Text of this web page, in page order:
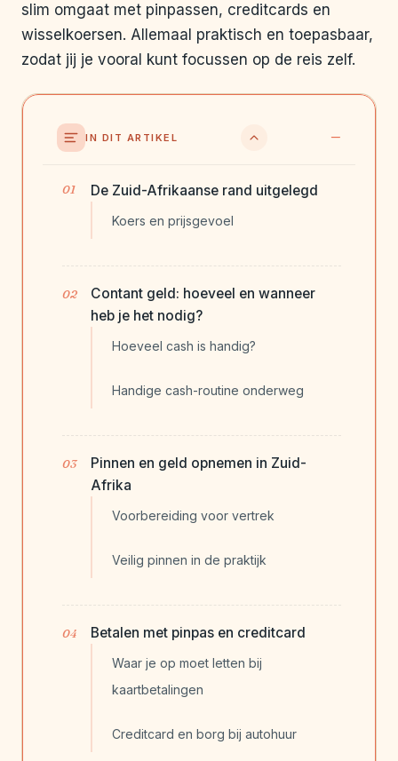
slim omgaat met pinpassen, creditcards en
wisselkoersen. Allemaal praktisch en toepasbaar,
zodat jij je vooral kunt focussen op de reis zelf.
IN DIT ARTIKEL
De Zuid-Afrikaanse rand uitgelegd
Koers en prijsgevoel
Contant geld: hoeveel en wanneer
heb je het nodig?
Hoeveel cash is handig?
Handige cash-routine onderweg
Pinnen en geld opnemen in Zuid-
Afrika
Voorbereiding voor vertrek
Veilig pinnen in de praktijk
Betalen met pinpas en creditcard
Waar je op moet letten bij
kaartbetalingen
Creditcard en borg bij autohuur